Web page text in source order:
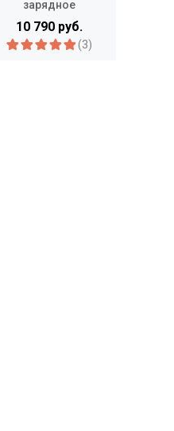
зарядное
устройство Aulumu
M10 10000mAh
Multi-Charging Dual-
10 790 руб.
(3)